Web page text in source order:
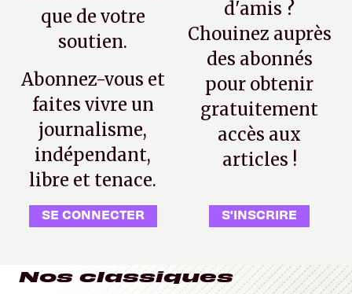
que de votre
soutien.
Abonnez-vous et
faites vivre un
journalisme,
indépendant,
libre et tenace.
SE CONNECTER
d'amis ?
Chouinez auprès
des abonnés
pour obtenir
gratuitement
accès aux
articles !
S'INSCRIRE
Nos classiques